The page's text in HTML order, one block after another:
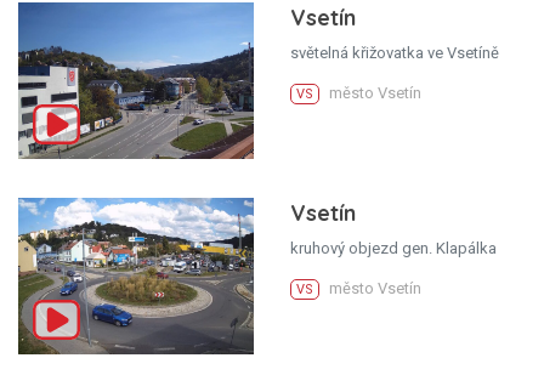
Vsetín
světelná křižovatka ve Vsetíně
VS město Vsetín
Vsetín
kruhový objezd gen. Klapálka
VS město Vsetín